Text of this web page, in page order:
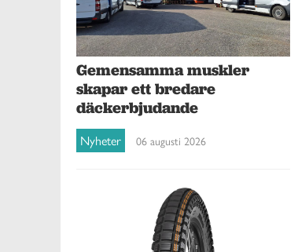
Gemensamma muskler
skapar ett bredare
däckerbjudande
Nyheter 06 augusti 2026